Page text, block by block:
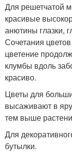
Для решетчатой
красивые
анютины глазки,
Сочетания
цветение
клумбы вдоль
красиво.
Цветы для
высаживают в
тем выше
Для
бутылки.